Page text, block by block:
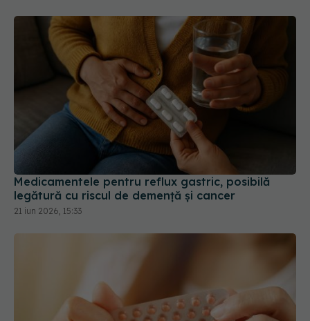
Medicamentele pentru reflux gastric, posibilă
legătură cu riscul de demență și cancer
21 iun 2026, 15:33